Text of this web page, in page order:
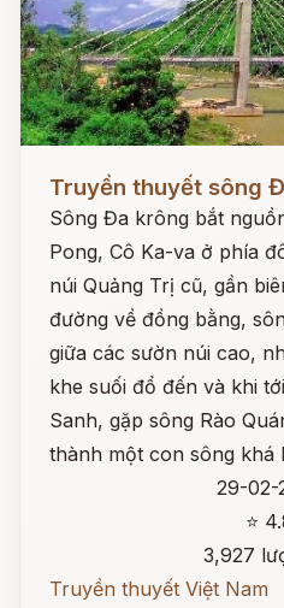
Đọc ngay
Truyền thuyết sông
Sông Đa krông bắt
Pong, Cô Ka-va ở phía
núi Quảng Trị cũ, gần
đường về đồng bằng,
giữa các sườn núi cao,
khe suối đổ đến và khi
Sanh, gặp sông Rào
thành một con sông khá
29-02-
⭐
3,927
Truyền thuyết Việt Nam